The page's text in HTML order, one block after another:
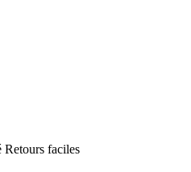
Retours faciles